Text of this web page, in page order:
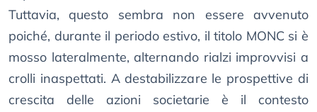
Tuttavia, questo sembra non essere avvenuto
poiché, durante il periodo estivo, il titolo MONC si è
mosso lateralmente, alternando rialzi improvvisi a
crolli inaspettati. A destabilizzare le prospettive di
crescita delle azioni societarie è il contesto